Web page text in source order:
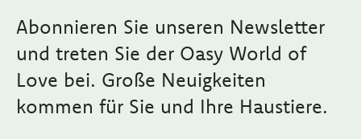
Abonnieren Sie unseren Newsletter
und treten Sie der Oasy World of
Love bei. Große Neuigkeiten
kommen für Sie und Ihre Haustiere.